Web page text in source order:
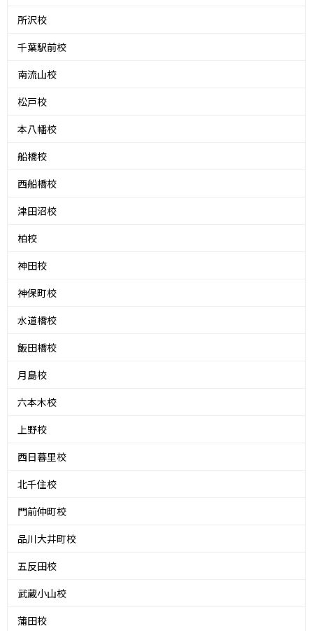
所沢校
千葉駅前校
南流山校
松戸校
本八幡校
船橋校
西船橋校
津田沼校
柏校
神田校
神保町校
水道橋校
飯田橋校
月島校
六本木校
上野校
西日暮里校
北千住校
門前仲町校
品川大井町校
五反田校
武蔵小山校
蒲田校